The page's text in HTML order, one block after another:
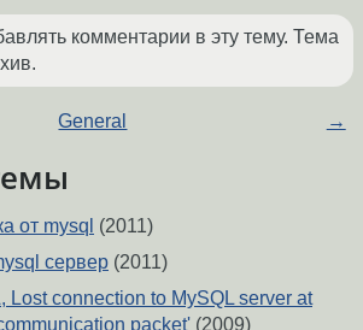
комментарии в эту тему. Тема
General →
от mysql (2011)
сервер (2011)
Lost connection to MySQL server at
packet' (2009)